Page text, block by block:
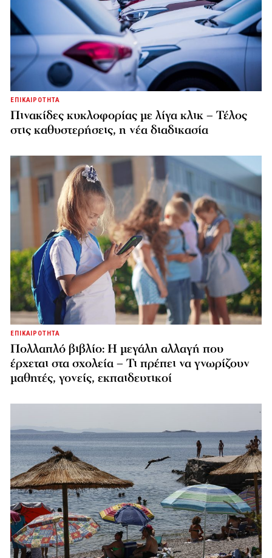
ΕΠΙΚΑΙΡΟΤΗΤΑ
Πινακίδες κυκλοφορίας με λίγα κλικ – Τέλος
στις καθυστερήσεις, η νέα διαδικασία
ΕΠΙΚΑΙΡΟΤΗΤΑ
Πολλαπλό βιβλίο: Η μεγάλη αλλαγή που
έρχεται στα σχολεία – Τι πρέπει να γνωρίζουν
μαθητές, γονείς, εκπαιδευτικοί